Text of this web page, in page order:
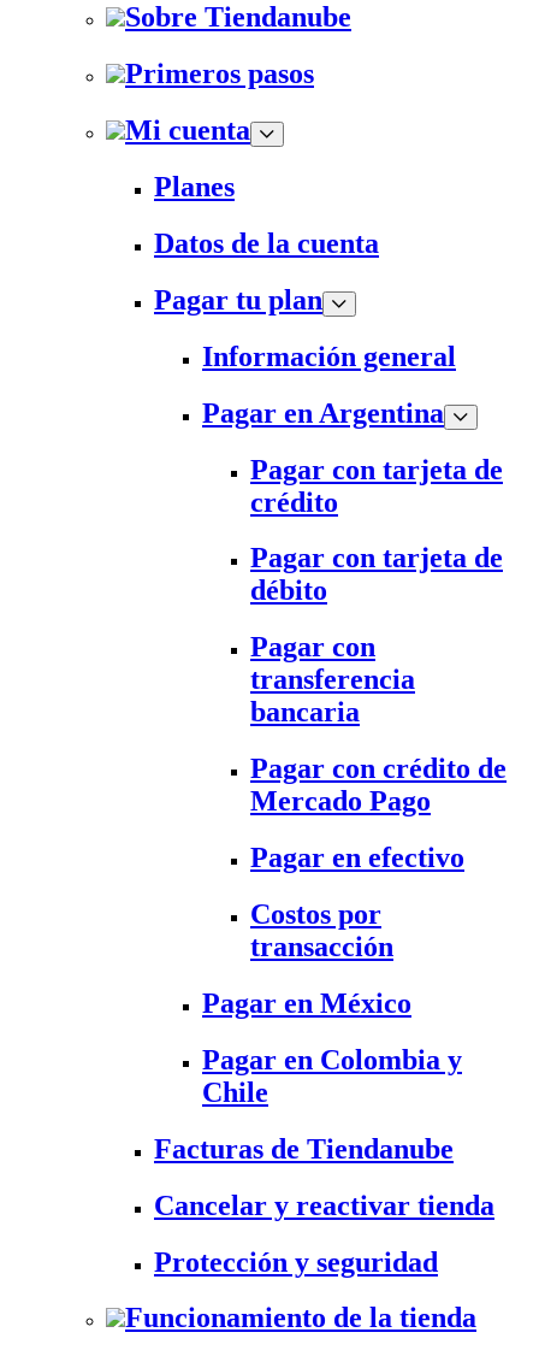
Sobre Tiendanube
Primeros pasos
Mi cuenta
Planes
Datos de la cuenta
Pagar tu plan
Información general
Pagar en Argentina
Pagar con tarjeta de
crédito
Pagar con tarjeta de
débito
Pagar con
transferencia
bancaria
Pagar con crédito de
Mercado Pago
Pagar en efectivo
Costos por
transacción
Pagar en México
Pagar en Colombia y
Chile
Facturas de Tiendanube
Cancelar y reactivar tienda
Protección y seguridad
Funcionamiento de la tienda